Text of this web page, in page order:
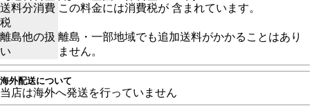
送料分消費
税
この料金には消費税が 含まれています。
離島他の扱
い
離島・一部地域でも追加送料がかかることはあり
ません。
海外配送について
当店は海外へ発送を行っていません